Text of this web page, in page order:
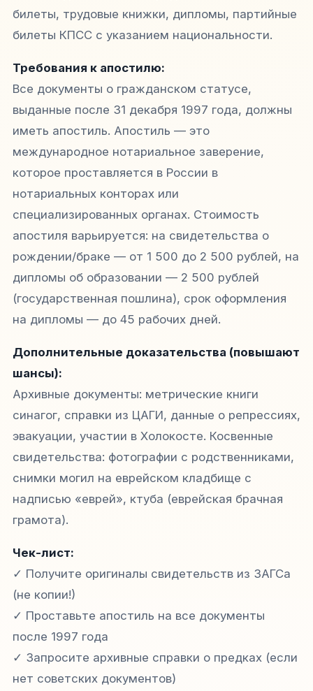
билеты, трудовые книжки, дипломы, партийные
билеты КПСС с указанием национальности.
Требования к апостилю:
Все документы о гражданском статусе,
выданные после 31 декабря 1997 года, должны
иметь апостиль. Апостиль — это
международное нотариальное заверение,
которое проставляется в России в
нотариальных конторах или
специализированных органах. Стоимость
апостиля варьируется: на свидетельства о
рождении/браке — от 1 500 до 2 500 рублей, на
дипломы об образовании — 2 500 рублей
(государственная пошлина), срок оформления
на дипломы — до 45 рабочих дней.
Дополнительные доказательства (повышают
шансы):
Архивные документы: метрические книги
синагог, справки из ЦАГИ, данные о репрессиях,
эвакуации, участии в Холокосте. Косвенные
свидетельства: фотографии с родственниками,
снимки могил на еврейском кладбище с
надписью «еврей», ктуба (еврейская брачная
грамота).
Чек-лист:
✓ Получите оригиналы свидетельств из ЗАГСа
(не копии!)
✓ Проставьте апостиль на все документы
после 1997 года
✓ Запросите архивные справки о предках (если
нет советских документов)